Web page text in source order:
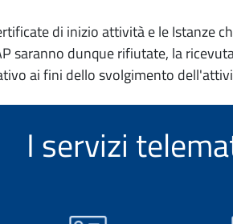
di inizio attività e le Istanze
saranno dunque rifiutate, la
ai fini dello svolgimento
I servizi